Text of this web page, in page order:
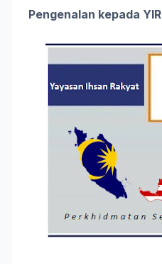
Pengenalan kepada YIR